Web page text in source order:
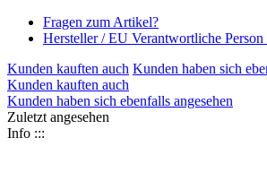
Fragen zum Artikel?
Hersteller / EU Verantwortliche
Kunden kauften auch Kunden haben sich
Kunden kauften auch
Kunden haben sich ebenfalls angesehen
Zuletzt angesehen
Info :::